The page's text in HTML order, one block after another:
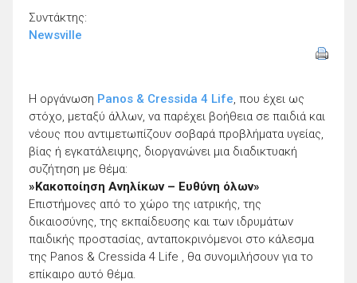
Συντάκτης:
Newsville
Η οργάνωση Panos & Cressida 4 Life, που έχει ως
στόχο, μεταξύ άλλων, να παρέχει βοήθεια σε παιδιά και
νέους που αντιμετωπίζουν σοβαρά προβλήματα υγείας,
βίας ή εγκατάλειψης, διοργανώνει μια διαδικτυακή
συζήτηση με θέμα:
»Κακοποίηση Ανηλίκων – Ευθύνη όλων»
Επιστήμονες από το χώρο της ιατρικής, της
δικαιοσύνης, της εκπαίδευσης και των ιδρυμάτων
παιδικής προστασίας, ανταποκρινόμενοι στο κάλεσμα
της Panos & Cressida 4 Life , θα συνομιλήσουν για το
επίκαιρο αυτό θέμα.